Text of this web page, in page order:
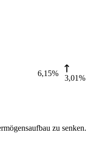
6,15%
3,01%
zu senken.